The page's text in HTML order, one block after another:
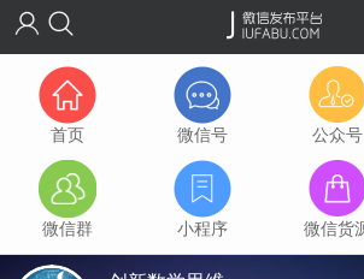
首页 微信号 公众号
微信群 小程序 微信货